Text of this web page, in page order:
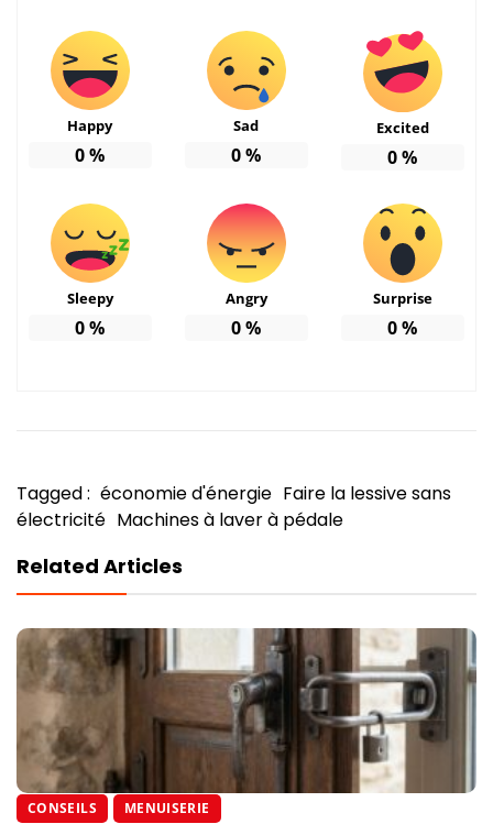
Happy
0%
Sad
0%
Excited
0%
Sleepy
0%
Angry
0%
Surprise
0%
Tagged : économie d'énergie Faire la lessive sans
électricité Machines à laver à pédale
Related Articles
CONSEILS MENUISERIE